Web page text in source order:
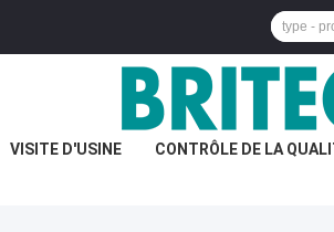
VISITE D'USINE CONTRÔLE DE LA